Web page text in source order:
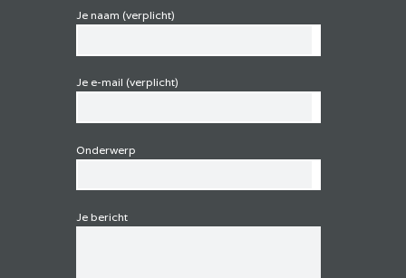
Je naam (verplicht)
Je e-mail (verplicht)
Onderwerp
Je bericht